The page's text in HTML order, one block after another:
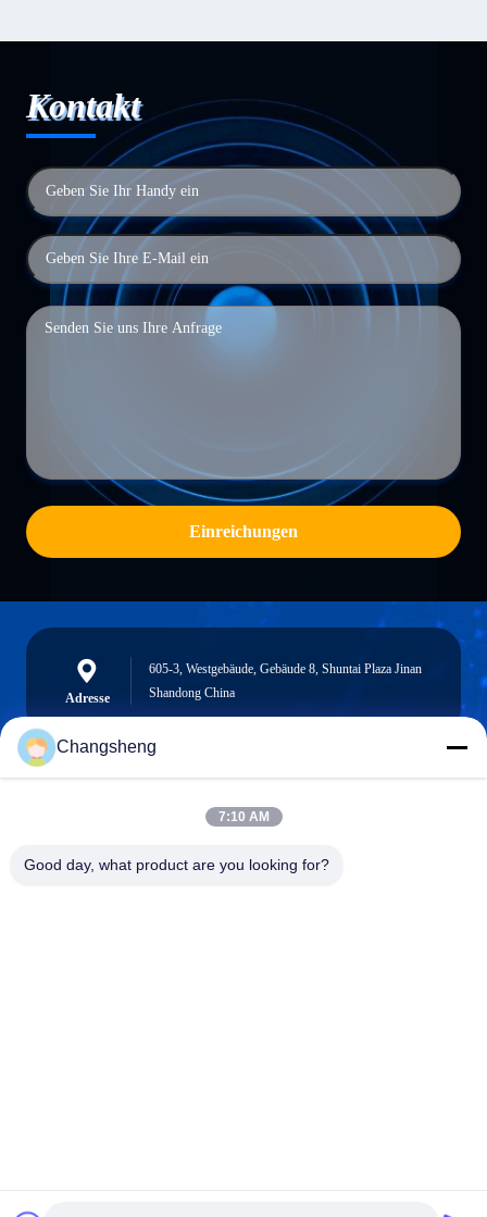
Kontakt
Einreichungen
Adresse
605-3, Westgebäude, Gebäude 8, Shuntai Plaza Jinan
Shandong China
roger@decorationsculpture.com
Changsheng
7:10 AM
Good day, what product are you looking for?